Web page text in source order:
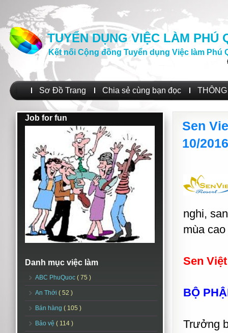
TUYỂN DỤNG VIỆC LÀM PHÚ
Kết nối Cộng đồng Tuyển dụng Việc làm Phú
Sơ Đồ Trang Chia sẻ cùng bạn đọc
Job for fun
Danh mục việc làm
ABC PhuQuoc ( 75 )
An Thới ( 52 )
Bán hàng ( 105 )
Bảo vệ ( 114 )
Sen
10/2016
nghi,
mùa
Sen
BỘ
Trưởng